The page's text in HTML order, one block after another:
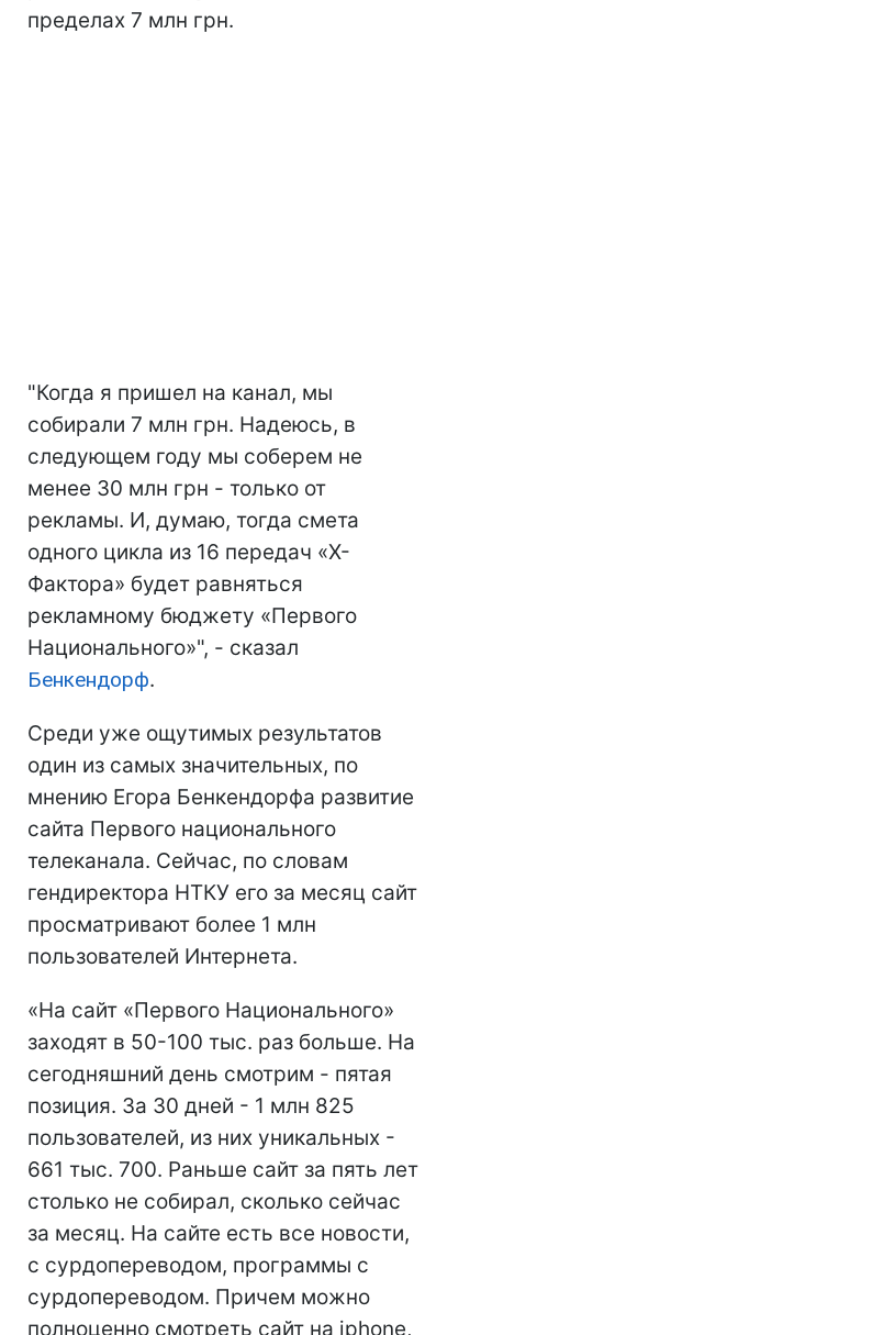
пределах 7 млн грн.
"Когда я пришел на канал, мы
собирали 7 млн грн. Надеюсь, в
следующем году мы соберем не
менее 30 млн грн - только от
рекламы. И, думаю, тогда смета
одного цикла из 16 передач «Х-
Фактора» будет равняться
рекламному бюджету «Первого
Национального»", - сказал
Бенкендорф.
Среди уже ощутимых результатов
один из самых значительных, по
мнению Егора Бенкендорфа развитие
сайта Первого национального
телеканала. Сейчас, по словам
гендиректора НТКУ его за месяц сайт
просматривают более 1 млн
пользователей Интернета.
«На сайт «Первого Национального»
заходят в 50-100 тыс. раз больше. На
сегодняшний день смотрим - пятая
позиция. За 30 дней - 1 млн 825
пользователей, из них уникальных -
661 тыс. 700. Раньше сайт за пять лет
столько не собирал, сколько сейчас
за месяц. На сайте есть все новости,
с сурдопереводом, программы с
сурдопереводом. Причем можно
полноценно смотреть сайт на iphone,